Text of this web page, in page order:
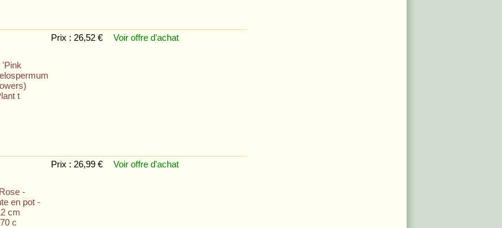
'Pink
t
Prix : 26,52 € Voir offre d'achat
-
en pot -
cm
c
Prix : 26,99 € Voir offre d'achat